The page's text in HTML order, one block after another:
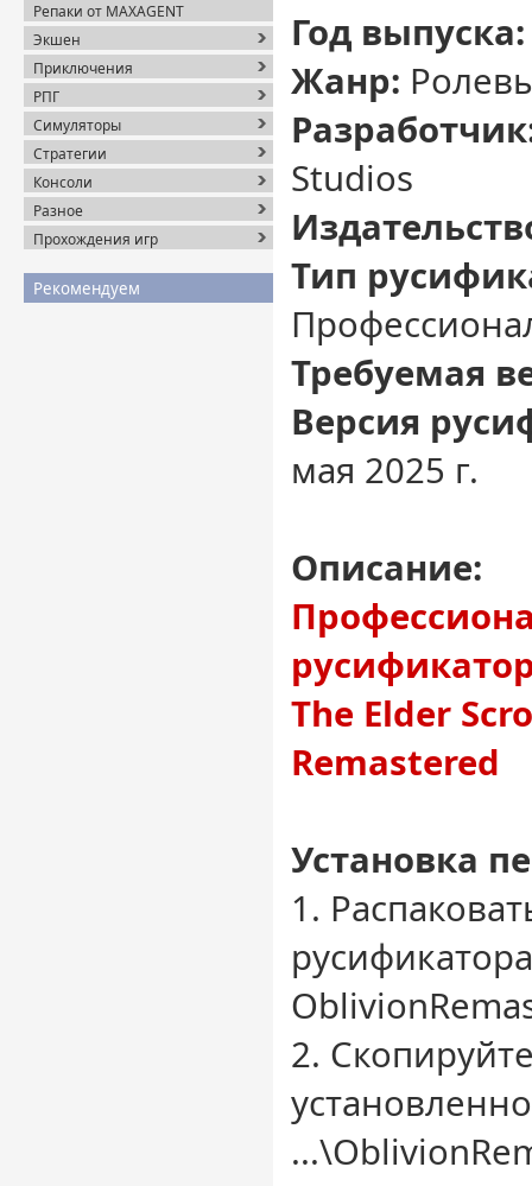
Репаки от MAXAGENT
Экшен
Приключения
РПГ
Симуляторы
Стратегии
Консоли
Разное
Прохождения игр
Рекомендуем
Год выпуска:
Жанр:
Studios
Тип
Требуемая
Версия
мая 2025 г.
Описание:
The Elder
Remastered
Установка
1.
2.